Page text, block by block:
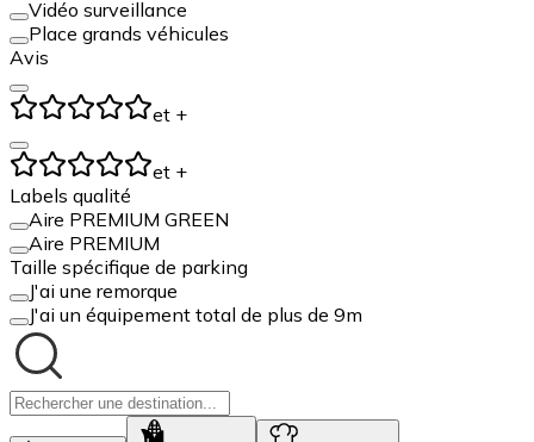
Vidéo surveillance
Place grands véhicules
Avis
et +
et +
Labels qualité
Aire PREMIUM GREEN
Aire PREMIUM
Taille spécifique de parking
J'ai une remorque
J'ai un équipement total de plus de 9m